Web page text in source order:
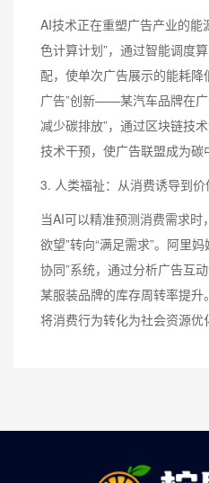
AI技术正在重塑广告产业的能
色计算计划”，通过智能调度
配，使单次广告展示的能耗降
广告”创新——某汽车品牌在
减少碳排放”，通过区块链技
技术干预，使广告联盟成为碳
3. 人类福祉：从消费诱导到价
当AI可以精准预测消费需求
欲望”转向“满足需求”。阿里
协同”系统，通过分析广告互
某服装品牌的库存周转率提升
将消费行为转化为社会资源优